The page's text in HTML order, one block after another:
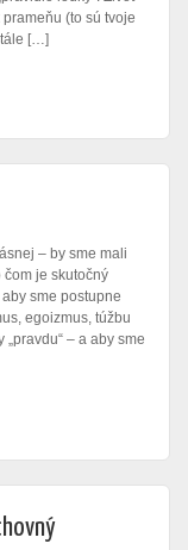
(to sú tvoje
[…]
– by sme mali
je skutočný
sme postupne
egoizmus, túžbu
– a aby sme